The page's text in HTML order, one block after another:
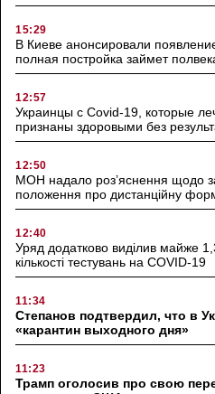
15:29
В Киеве анонсировали
полная постройка займет
12:57
Украинцы с Covid-19, которые
признаны здоровыми без
12:50
МОН надало роз’яснення щодо
положення про дистанційну
12:40
Уряд додатково виділив майже
кількості тестувань на COVID-19
11:34
Степанов подтвердил, что в
«карантин выходного дня»
11:23
Трамп оголосив про свою